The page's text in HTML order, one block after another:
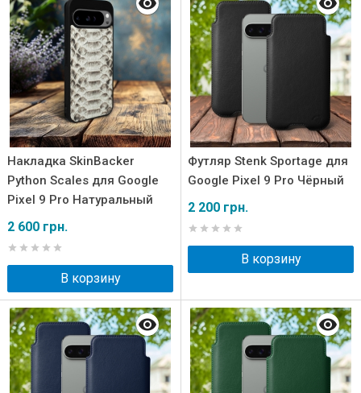
Накладка SkinBacker
Python Scales для Google
Pixel 9 Pro Натуральный
2 600 грн.
В корзину
Футляр Stenk Sportage для
Google Pixel 9 Pro Чёрный
2 200 грн.
В корзину